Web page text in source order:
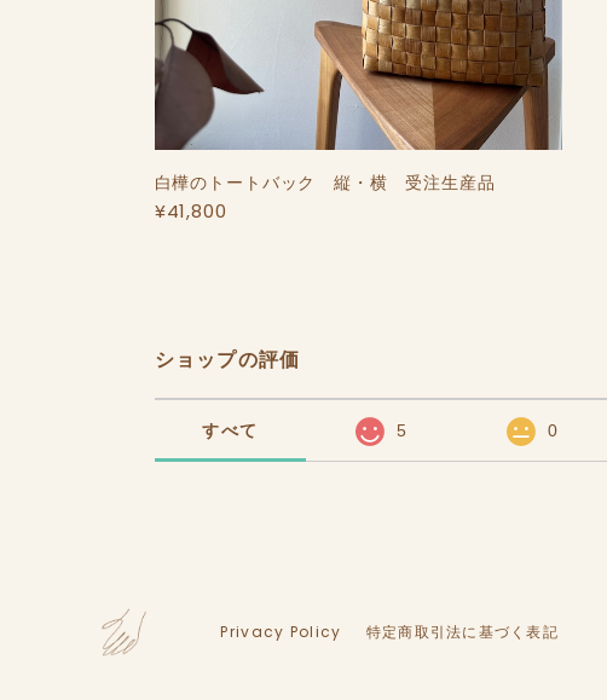
白樺のトートバック 縦・横 受注生産品
¥41,800
ショップの評価
すべて 5 0
Privacy Policy 特定商取引法に基づく表記